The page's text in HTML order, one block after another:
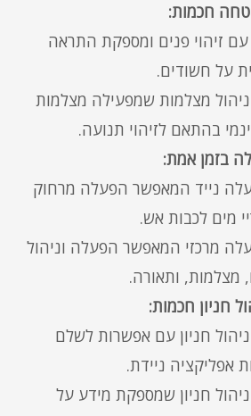
חכמות:
זיהוי פנים ומספקת התראה
על חשודים.
מצלמות שמפעילה מצלמות
בהתאם לזיהוי תנועה.
בזמן אמת:
נייד המאפשר הפעלה מרחוק
מים לכבות אש.
מרכזי המאפשר הפעלה וניהול
מצלמות, ותאורה.
חניון חכמות:
חניון עם אפשרות לשלם
אפליקציה ניידת.
חניון שמספקת מידע על